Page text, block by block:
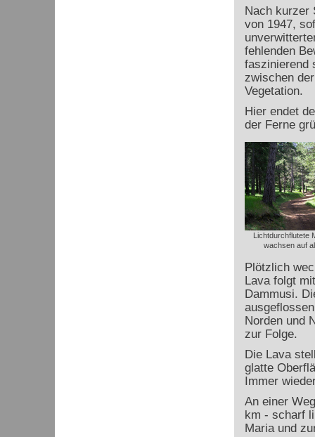
Nach kurzer
von 1947,
fehlenden
faszinierend
zwischen
Vegetation.
Hier endet
der Ferne
Lichtdurchflutete
wachsen auf
Plötzlich
Lava folgt
Dammusi.
Norden und
zur Folge.
Die Lava
glatte
Immer
An einer
km - scharf
Maria und